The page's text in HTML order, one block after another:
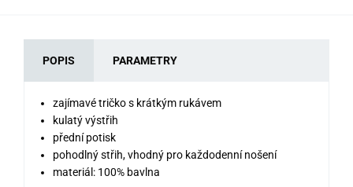
POPIS PARAMETRY
zajímavé tričko s krátkým rukávem
kulatý výstřih
přední potisk
pohodlný střih, vhodný pro každodenní nošení
materiál: 100% bavlna